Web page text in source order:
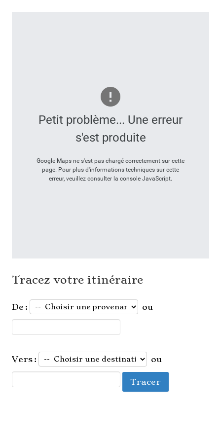
Petit problème... Une erreur
s'est produite
Google Maps ne s'est pas chargé correctement sur cette
page. Pour plus d'informations techniques sur cette
erreur, veuillez consulter la console JavaScript.
Tracez votre itinéraire
De : ou
Vers : ou